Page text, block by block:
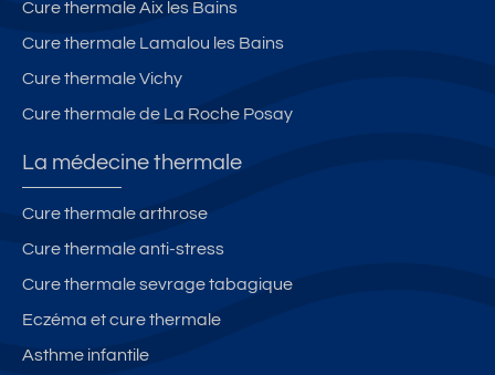
Cure thermale Aix les Bains
Cure thermale Lamalou les Bains
Cure thermale Vichy
Cure thermale de La Roche Posay
La médecine thermale
Cure thermale arthrose
Cure thermale anti-stress
Cure thermale sevrage tabagique
Eczéma et cure thermale
Asthme infantile